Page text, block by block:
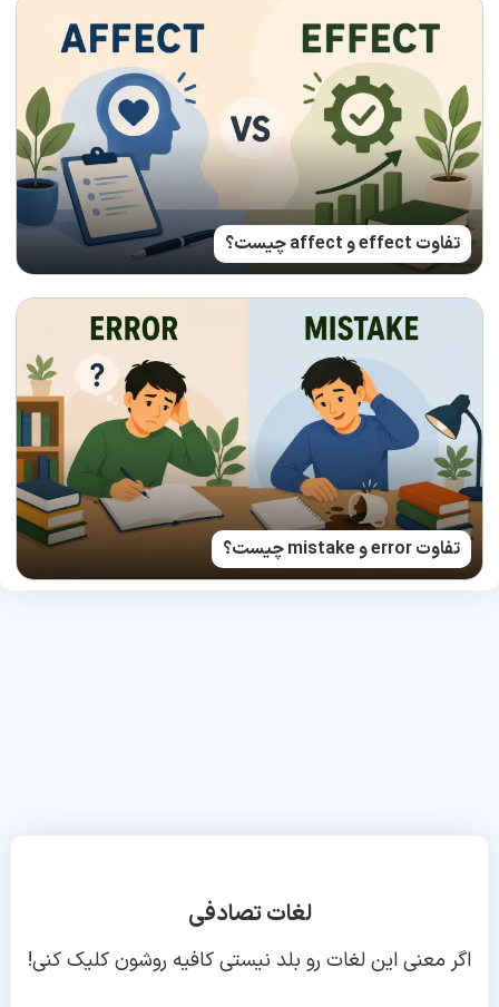
تفاوت effect و affect چیست؟
تفاوت error و mistake چیست؟
لغات تصادفی
اگر معنی این لغات رو بلد نیستی کافیه روشون کلیک کنی!